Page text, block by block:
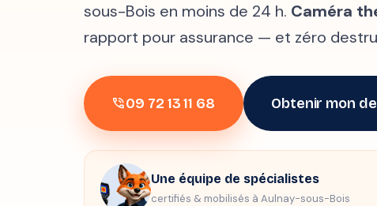
sous-Bois en moins de 24 h. Caméra
rapport pour assurance — et zéro
phone_in_talk09 72 13 11 68 Obtenir mon
Une équipe de spécialistes
certifiés & mobilisés à Aulnay-sous-Bois